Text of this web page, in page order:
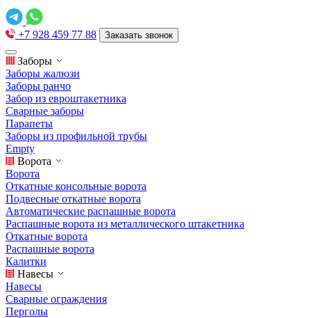
+7 928 459 77 88 Заказать звонок
Заборы
Заборы жалюзи
Заборы ранчо
Забор из евроштакетника
Сварные заборы
Парапеты
Заборы из профильной трубы
Empty
Ворота
Ворота
Откатные консольные ворота
Подвесные откатные ворота
Автоматические распашные ворота
Распашные ворота из металлического штакетника
Откатные ворота
Распашные ворота
Калитки
Навесы
Навесы
Сварные ограждения
Перголы